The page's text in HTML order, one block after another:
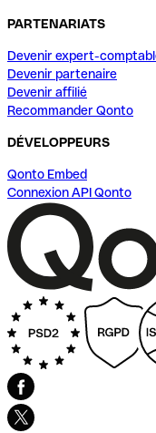
PARTENARIATS
Devenir expert-
Devenir partenaire
Devenir affilié
Recommander Qonto
DÉVELOPPEURS
Qonto Embed
Connexion API Qonto